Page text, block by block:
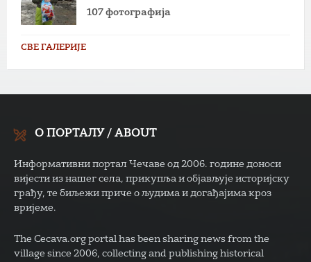
107 фотографија
СВЕ ГАЛЕРИЈЕ
О ПОРТАЛУ / ABOUT
Информативни портал Чечаве од 2006. године доноси
вијести из нашег села, прикупља и објављује историјску
грађу, те биљежи приче о људима и догађајима кроз
вријеме.
The Cecava.org portal has been sharing news from the
village since 2006, collecting and publishing historical